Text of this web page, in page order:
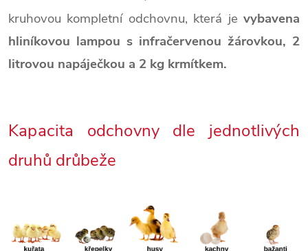
kruhovou kompletní odchovnu, která je vybavena
hliníkovou lampou s infračervenou žárovkou, 2
litrovou napáječkou a 2 kg krmítkem.
Kapacita odchovny dle jednotlivých
druhů drůbeže